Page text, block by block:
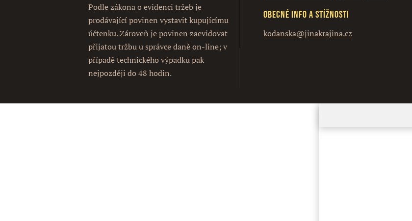
Podle zákona o evidenci tržeb je
prodávající povinen vystavit kupujícímu
účtenku. Zároveň je povinen zaevidovat
přijatou tržbu u správce daně on-line; v
případě technického výpadku pak
nejpozději do 48 hodin.
Obecné info a stížnosti
kodanska@jinakrajina.cz